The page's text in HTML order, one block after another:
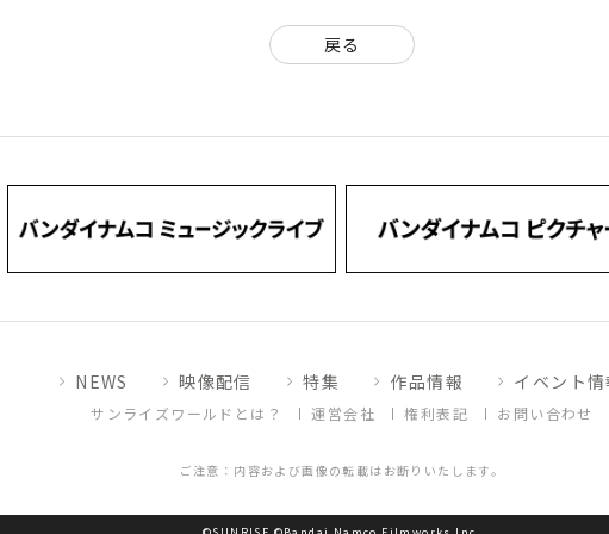
戻る
NEWS 映像配信 特集 作品情報 イベント
サンライズワールドとは？ 運営会社 権利表記 お問い合わせ
ご注意：内容および画像の転載はお断りいたします。